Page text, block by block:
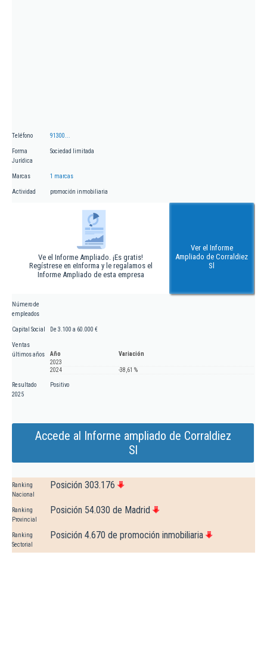
Teléfono 91300...
Forma
Jurídica
Sociedad limitada
Marcas 1 marcas
Actividad promoción inmobiliaria
Ve el Informe Ampliado. ¡Es gratis!
Regístrese en eInforma y le regalamos el
Informe Ampliado de esta empresa
Ver el Informe
Ampliado de Corraldiez
Sl
Número de
empleados
Capital Social De 3.100 a 60.000 €
Ventas
últimos años
Año
Variación
2023
2024
-38,61 %
Resultado
2025
Positivo
Accede al Informe ampliado de Corraldiez
Sl
Ranking
Nacional
Posición 303.176
Ranking
Provincial
Posición 54.030 de Madrid
Ranking
Sectorial
Posición 4.670 de promoción inmobiliaria